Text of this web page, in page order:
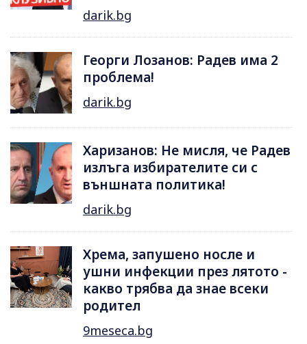
darik.bg
Георги Лозанов: Радев има 2
проблема!
darik.bg
Харизанов: Не мисля, че Радев
излъга избирателите си с
външната политика!
darik.bg
Хрема, запушено носле и
ушни инфекции през лятотo -
какво трябва да знае всеки
родител
9meseca.bg